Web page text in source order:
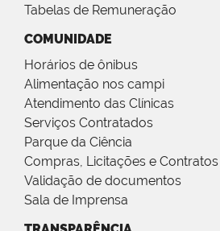
Tabelas de Remuneração
COMUNIDADE
Horários de ônibus
Alimentação nos campi
Atendimento das Clínicas
Serviços Contratados
Parque da Ciência
Compras, Licitações e Contratos
Validação de documentos
Sala de Imprensa